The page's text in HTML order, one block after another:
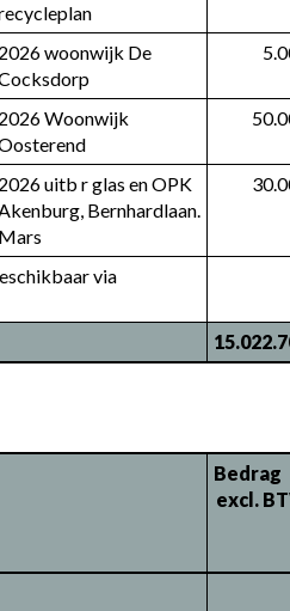
2026 woonwijk De
2026 Woonwijk
2026 uitb r glas en OPK
Bernhardlaan.
Mars
via
Bedrag
excl.